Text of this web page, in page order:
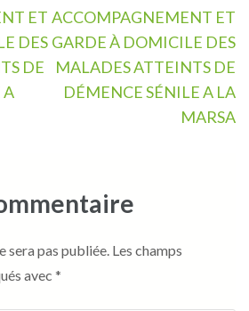
ET
DES
DE
A
ACCOMPAGNEMENT ET
GARDE À DOMICILE DES
MALADES ATTEINTS DE
DÉMENCE SÉNILE A LA
MARSA
sera pas publiée. Les champs
avec *